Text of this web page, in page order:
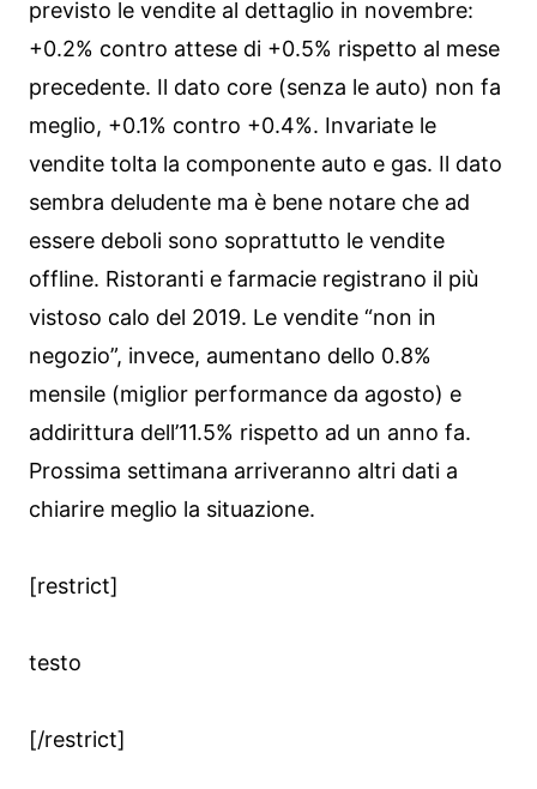
previsto le vendite al dettaglio in novembre:
+0.2% contro attese di +0.5% rispetto al mese
precedente. Il dato core (senza le auto) non fa
meglio, +0.1% contro +0.4%. Invariate le
vendite tolta la componente auto e gas. Il dato
sembra deludente ma è bene notare che ad
essere deboli sono soprattutto le vendite
offline. Ristoranti e farmacie registrano il più
vistoso calo del 2019. Le vendite “non in
negozio”, invece, aumentano dello 0.8%
mensile (miglior performance da agosto) e
addirittura dell’11.5% rispetto ad un anno fa.
Prossima settimana arriveranno altri dati a
chiarire meglio la situazione.
[restrict]
testo
[/restrict]